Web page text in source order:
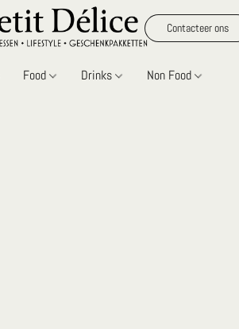
Contacteer ons
Food Drinks Non Food